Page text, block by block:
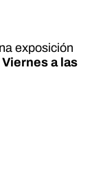
exposición
a las